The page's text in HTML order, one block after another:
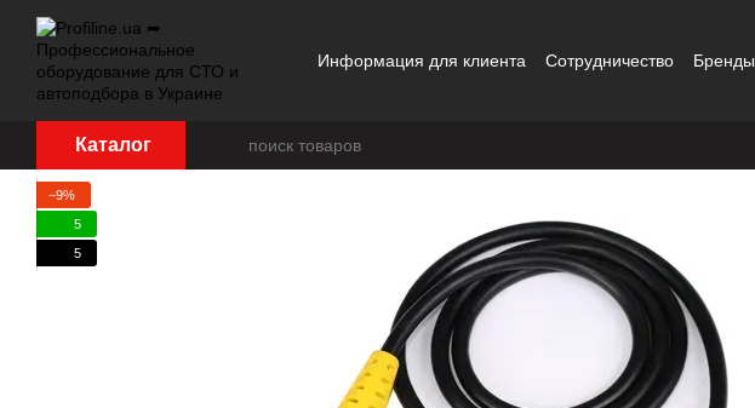
Перейти к основному контенту
Информация для клиента Сотрудничество Бренды
Каталог
−9%
5
5